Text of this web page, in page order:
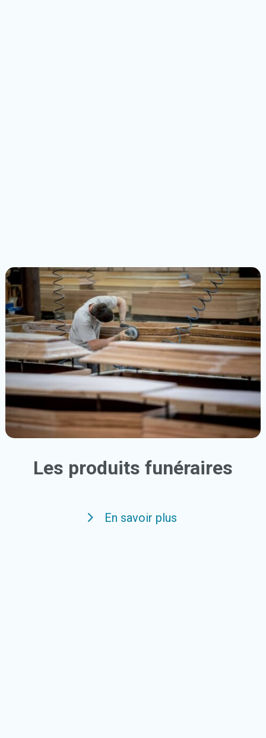
Les produits funéraires
En savoir plus